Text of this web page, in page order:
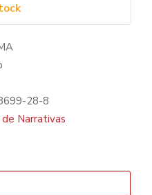
28-8
Narrativas